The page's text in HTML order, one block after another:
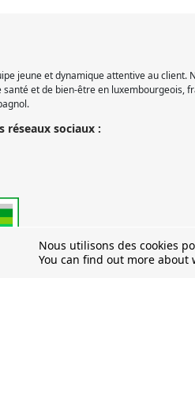
jeune et dynamique attentive au client.
santé et de bien-être en luxembourgeois,
réseaux sociaux :
Nous utilisons des cookies
You can find out more